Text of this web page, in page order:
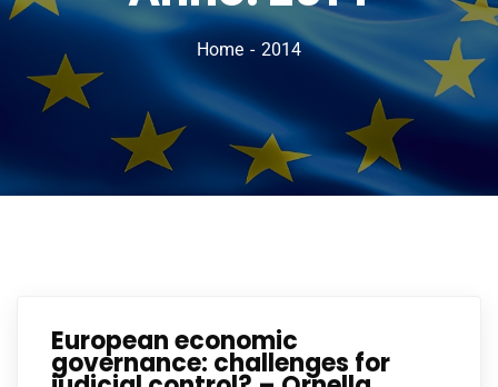
Home 2014
European economic
governance: challenges for